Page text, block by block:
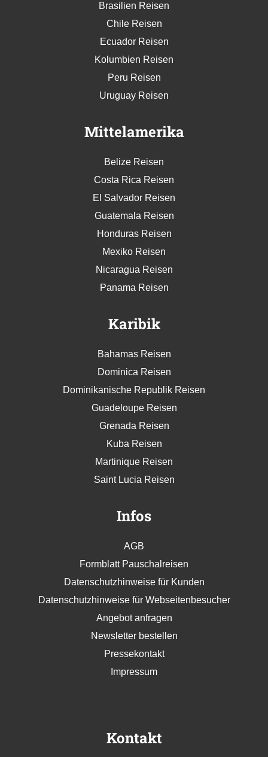
Brasilien Reisen
Chile Reisen
Ecuador Reisen
Kolumbien Reisen
Peru Reisen
Uruguay Reisen
Mittelamerika
Belize Reisen
Costa Rica Reisen
El Salvador Reisen
Guatemala Reisen
Honduras Reisen
Mexiko Reisen
Nicaragua Reisen
Panama Reisen
Karibik
Bahamas Reisen
Dominica Reisen
Dominikanische Republik Reisen
Guadeloupe Reisen
Grenada Reisen
Kuba Reisen
Martinique Reisen
Saint Lucia Reisen
Infos
AGB
Formblatt Pauschalreisen
Datenschutzhinweise für Kunden
Datenschutzhinweise für Webseitenbesucher
Angebot anfragen
Newsletter bestellen
Pressekontakt
Impressum
Kontakt